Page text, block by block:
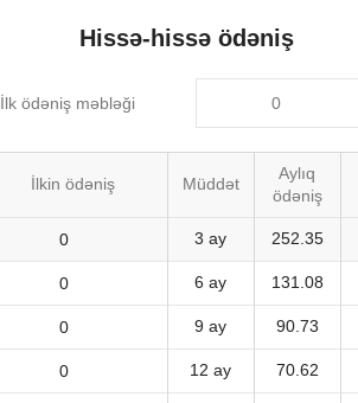
Hissə-hissə ödəniş
İlk ödəniş məbləği
İlkin ödəniş Müddət
Aylıq
ödəniş
3 ay 252.35
6 ay 131.08
9 ay 90.73
12 ay 70.62